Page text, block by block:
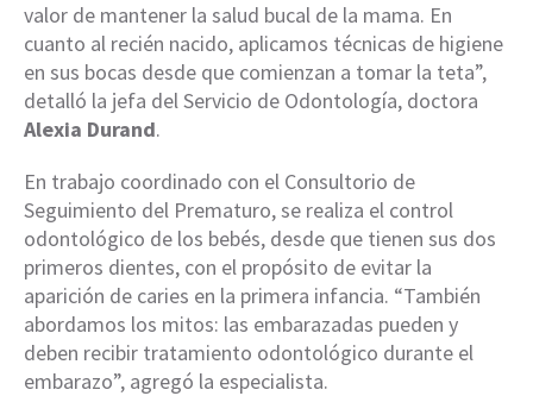
valor de mantener la salud bucal de la mama. En
cuanto al recién nacido, aplicamos técnicas de higiene
en sus bocas desde que comienzan a tomar la teta”,
detalló la jefa del Servicio de Odontología, doctora
Alexia Durand.
En trabajo coordinado con el Consultorio de
Seguimiento del Prematuro, se realiza el control
odontológico de los bebés, desde que tienen sus dos
primeros dientes, con el propósito de evitar la
aparición de caries en la primera infancia. “También
abordamos los mitos: las embarazadas pueden y
deben recibir tratamiento odontológico durante el
embarazo”, agregó la especialista.